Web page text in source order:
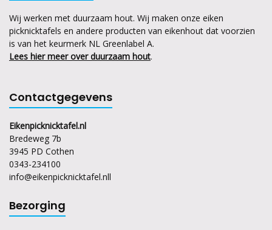
Wij werken met duurzaam hout. Wij maken onze eiken
picknicktafels en andere producten van eikenhout dat voorzien
is van het keurmerk NL Greenlabel A.
Lees hier meer over duurzaam hout.
Contactgegevens
Eikenpicknicktafel.nl
Bredeweg 7b
3945 PD Cothen
0343-234100
info@eikenpicknicktafel.nll
Bezorging